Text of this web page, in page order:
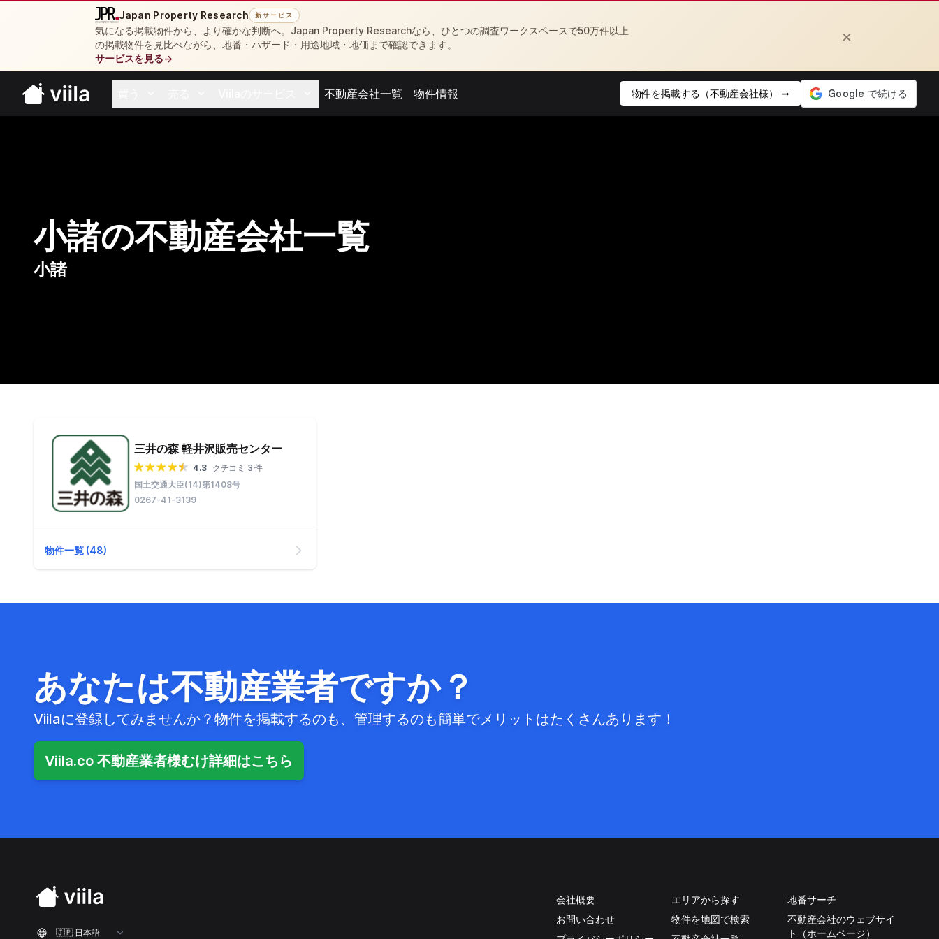
Japan Property Research 新サービス
気になる掲載物件から、より確かな判断へ。Japan Property Researchなら、ひとつの調査ワークスペースで50万件以上
の掲載物件を見比べながら、地番・ハザード・用途地域・地価まで確認できます。
サービスを見る→
×
Open resources menuOpen agent menu
不動産会社一覧
Open feed menu
物件情報 物件を掲載する（不動産会社様） ➞
小諸の不動産会社一覧
小諸
三井の森 軽井沢販売センター
4.3 クチコミ 3 件
国土交通大臣(14)第1408号
0267-41-3139
物件一覧 (48)
あなたは不動産業者ですか？
Viilaに登録してみませんか？物件を掲載するのも、管理するのも簡単でメリットはたくさんあります！
Viila.co 不動産業者様むけ詳細はこちら
会社概要
お問い合わせ
エリアから探す
物件を地図で検索
地番サーチ
不動産会社のウェブサイ
ト（ホームページ）